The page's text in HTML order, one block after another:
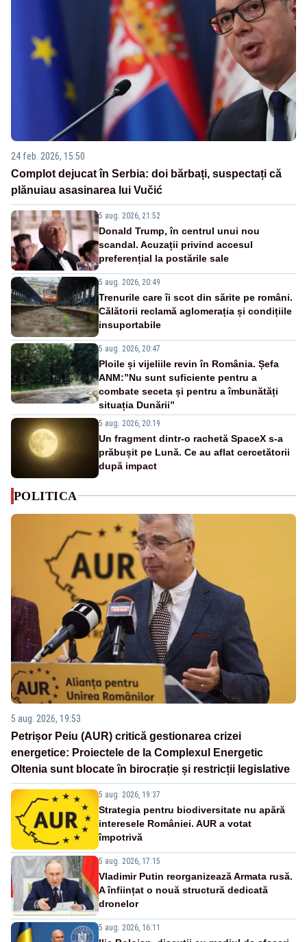
24 feb. 2026, 15:50
Complot dejucat în Serbia: doi bărbați, suspectați că
plănuiau asasinarea lui Vučić
5 aug. 2026, 21:52
Donald Trump, în centrul unui nou
scandal. Acuzații privind accesul
preferențial la postările sale
5 aug. 2026, 20:49
Trenurile care îi scot din sărite pe români.
Călătorii reclamă aglomerația și condițiile
insuportabile
5 aug. 2026, 20:47
Ploile și vijeliile revin în România. Șefa
ANM:”Nu sunt suficiente pentru a
combate seceta și pentru a îmbunătăți
situația Dunării”
5 aug. 2026, 20:19
Un fragment dintr-o rachetă SpaceX s-a
prăbușit pe Lună. Ce au aflat cercetătorii
după impact
POLITICA
5 aug. 2026, 19:53
Petrișor Peiu (AUR) critică gestionarea crizei
energetice: Proiectele de la Complexul Energetic
Oltenia sunt blocate în birocrație și restricții legislative
5 aug. 2026, 19:37
Strategia pentru biodiversitate nu apără
interesele României. AUR a votat
împotrivă
5 aug. 2026, 17:15
Vladimir Putin reorganizează Armata rusă.
A înființat o nouă structură dedicată
dronelor
5 aug. 2026, 16:11